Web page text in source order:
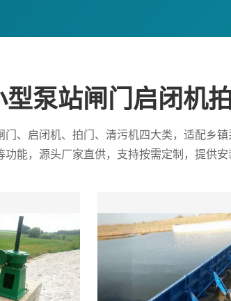
泵站闸门启闭机
、启闭机、拍门、清污机四大类，适配乡
能，源头厂家直供，支持按需定制，提供